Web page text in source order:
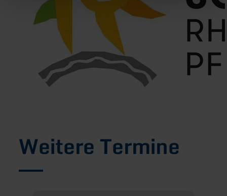
Weitere Termine